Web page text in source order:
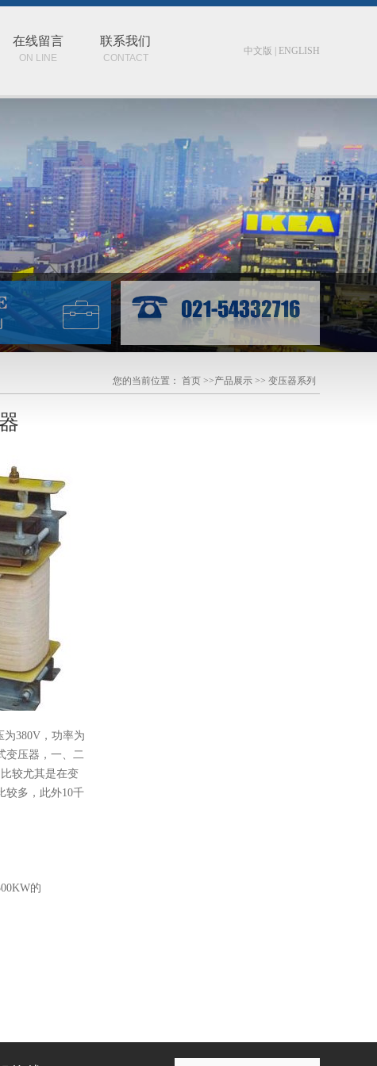
在线留言
ON LINE
联系我们
CONTACT
中文版 ENGLISH
您的当前位置： 首页 >>产品展示 >> 变压器系列
380V，功率为
变压器，一、二
较尤其是在变
较多，此外10千
的